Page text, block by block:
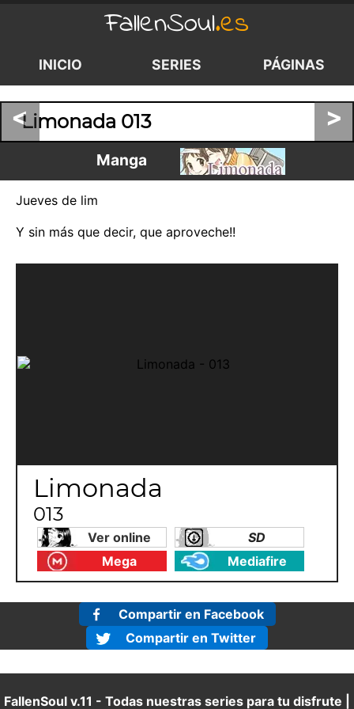
FallenSoul.es
INICIO SERIES PÁGINAS
< >
Limonada 013
Manga
Jueves de lim
Y sin más que decir, que aproveche!!
Limonada
013
Ver online
SD
Mega
Mediafire
Compartir en Facebook
Compartir en Twitter
FallenSoul v.11 - Todas nuestras series para tu disfrute |